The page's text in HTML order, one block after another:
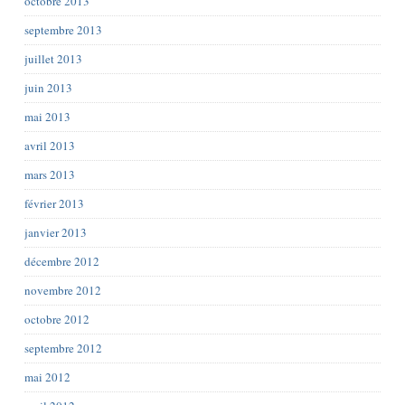
septembre 2013
juillet 2013
juin 2013
mai 2013
avril 2013
mars 2013
février 2013
janvier 2013
décembre 2012
novembre 2012
octobre 2012
septembre 2012
mai 2012